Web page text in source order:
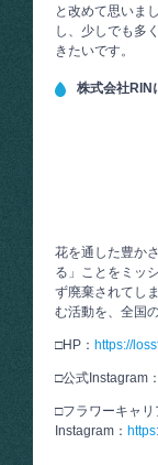
と改めて思いま
し、少しでも多
きたいです。
株式会社RIN
花を通した豊か
る」ことをミッ
ず廃棄されてし
む活動を、全国
□HP： https://
□公式Instagram：
□フラワーキャリ
Instagram：